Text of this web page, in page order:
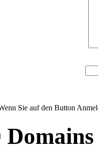
Sie auf den Button